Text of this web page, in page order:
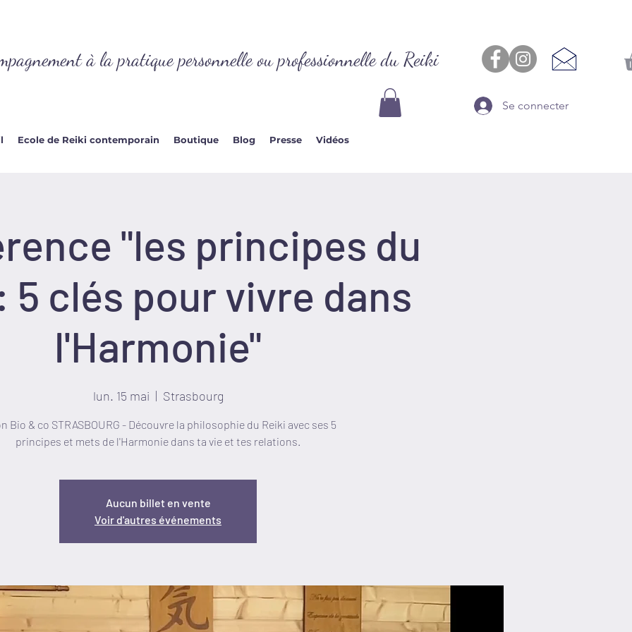
à la pratique personnelle ou professionnelle du Reiki
Se connecter
Ecole de Reiki contemporain Boutique Blog Presse Vidéos
"les principes du
5 clés pour vivre dans
l'Harmonie"
lun. 15 mai
  |
Strasbourg
Bio & co STRASBOURG - Découvre la philosophie du Reiki avec ses 5
principes et mets de l'Harmonie dans ta vie et tes relations.
Aucun billet en vente
Voir d'autres événements